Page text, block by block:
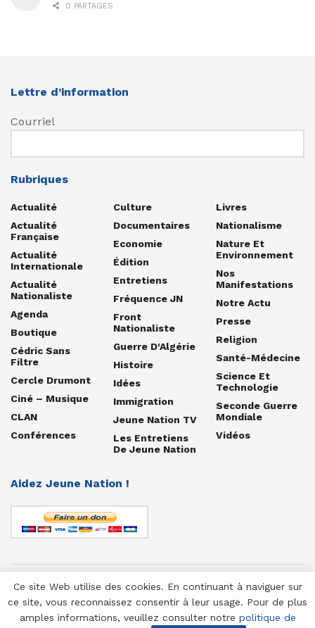
0 PARTAGES
Lettre d’information
Courriel
Rubriques
Actualité
Actualité
Française
Actualité
Internationale
Actualité
Nationaliste
Agenda
Boutique
Cédric Sans
Filtre
Cercle Drumont
Ciné – Musique
CLAN
Conférences
Culture
Documentaires
Economie
Édition
Entretiens
Fréquence JN
Front
Nationaliste
Guerre D'Algérie
Histoire
Idées
Immigration
Jeune Nation TV
Les Entretiens
De Jeune Nation
Livres
Nationalisme
Nature Et
Environnement
Nos
Manifestations
Notre Actu
Presse
Religion
Santé-Médecine
Science Et
Technologie
Seconde Guerre
Mondiale
Vidéos
Aidez Jeune Nation !
© 1958-2025 Jeune Nation
Ce site Web utilise des cookies. En continuant à naviguer sur
ce site, vous reconnaissez consentir à leur usage. Pour de plus
amples informations, veuillez consulter notre politique de